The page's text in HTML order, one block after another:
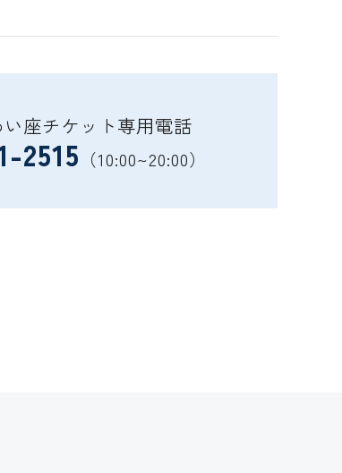
座チケット専用電話
2515 （10:00~20:00）